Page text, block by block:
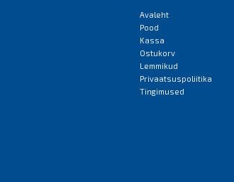
Avaleht
Pood
Kassa
Ostukorv
Lemmikud
Privaatsuspoliitika
Tingimused